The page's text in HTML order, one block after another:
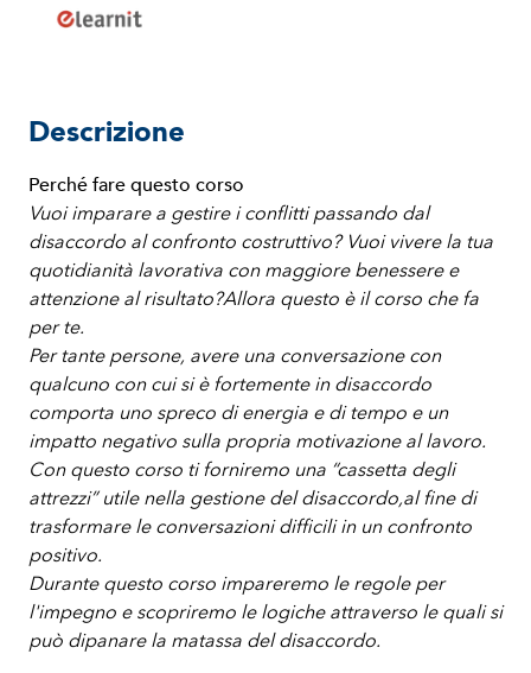
Descrizione
Perché fare questo corso
Vuoi imparare a gestire i conflitti passando dal
disaccordo al confronto costruttivo? Vuoi vivere la tua
quotidianità lavorativa con maggiore benessere e
attenzione al risultato?Allora questo è il corso che fa
per te.
Per tante persone, avere una conversazione con
qualcuno con cui si è fortemente in disaccordo
comporta uno spreco di energia e di tempo e un
impatto negativo sulla propria motivazione al lavoro.
Con questo corso ti forniremo una “cassetta degli
attrezzi” utile nella gestione del disaccordo,al fine di
trasformare le conversazioni difficili in un confronto
positivo.
Durante questo corso impareremo le regole per
l'impegno e scopriremo le logiche attraverso le quali si
può dipanare la matassa del disaccordo.